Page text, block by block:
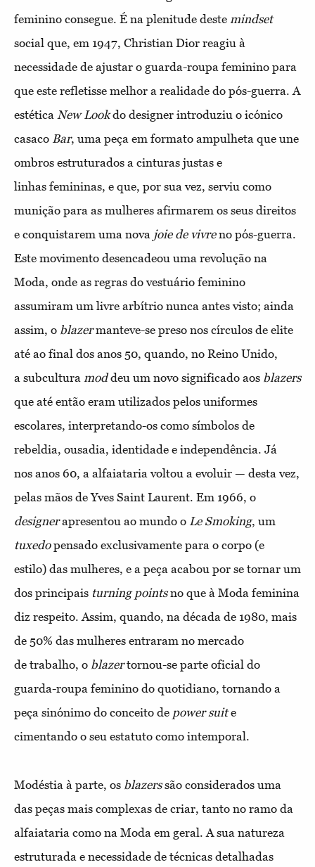
feminino consegue. É na plenitude deste mindset
social que, em 1947, Christian Dior reagiu à
necessidade de ajustar o guarda-roupa feminino para
que este refletisse melhor a realidade do pós-guerra. A
estética New Lookdo designer introduziu o icónico
casaco Bar, uma peça em formato ampulheta que une
ombros estruturados a cinturas justas e
linhas femininas, e que, por sua vez, serviu como
munição para as mulheres afirmarem os seus direitos
e conquistarem uma nova joie de vivreno pós-guerra.
Este movimento desencadeou uma revolução na
Moda, onde as regras do vestuário feminino
assumiram um livre arbítrio nunca antes visto; ainda
assim, o blazermanteve-se preso nos círculos de elite
até ao final dos anos 50, quando, no Reino Unido,
a subcultura moddeu um novo significado aos blazers
que até então eram utilizados pelos uniformes
escolares, interpretando-os como símbolos de
rebeldia, ousadia, identidade e independência. Já
nos anos 60, a alfaiataria voltou a evoluir — desta vez,
pelas mãos deYves Saint Laurent. Em 1966, o
designerapresentou ao mundo o Le Smoking, um
tuxedopensado exclusivamente para o corpo (e
estilo) das mulheres, e a peça acabou por se tornar um
dos principais turning pointsno que à Moda feminina
diz respeito. Assim, quando, na década de 1980, mais
de 50% das mulheres entraram no mercado
de trabalho, o blazertornou-se parte oficial do
guarda-roupa feminino do quotidiano, tornando a
peça sinónimo do conceito de power suite
cimentando o seu estatuto como intemporal.
Modéstia à parte, os blazerssão considerados uma
das peças mais complexas de criar, tanto no ramo da
alfaiataria como na Moda em geral. A sua natureza
estruturada e necessidade de técnicas detalhadas